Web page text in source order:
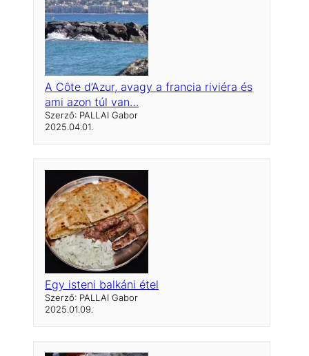
A Côte d’Azur, avagy a francia riviéra és
ami azon túl van…
Szerző: PALLAI Gabor
2025.04.01.
Egy isteni balkáni étel
Szerző: PALLAI Gabor
2025.01.09.